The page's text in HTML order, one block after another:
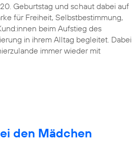
Geburtstag und schaut dabei auf
für Freiheit, Selbstbestimmung,
beim Aufstieg des
in ihrem Alltag begleitet. Dabei
immer wieder mit
den Mädchen